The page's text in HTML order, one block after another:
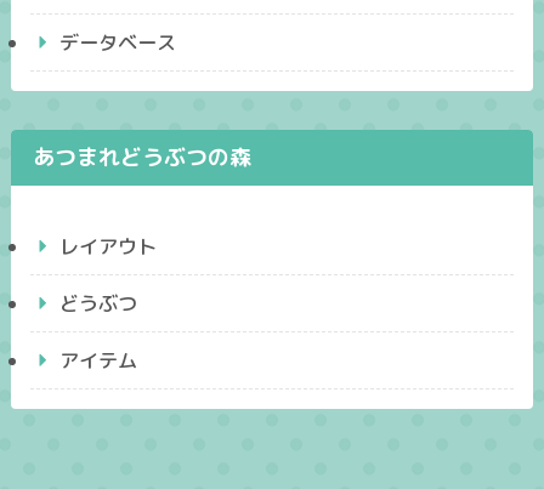
データベース
あつまれどうぶつの森
レイアウト
どうぶつ
アイテム